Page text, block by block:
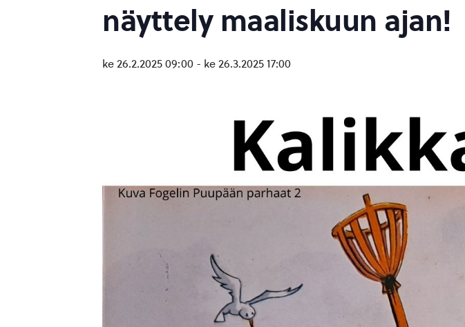
näyttely maaliskuun ajan!
ke 26.2.2025 09:00 - ke 26.3.2025 17:00